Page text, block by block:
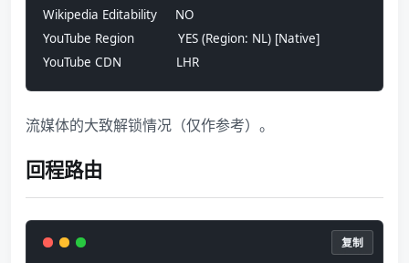
Wikipedia Editability     NO
YouTube Region            YES (Region: NL) [Native]
YouTube CDN               LHR
流媒体的大致解锁情况（仅作参考）。
回程路由
复制